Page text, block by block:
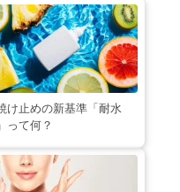
け止めの新基準「耐水
って何？